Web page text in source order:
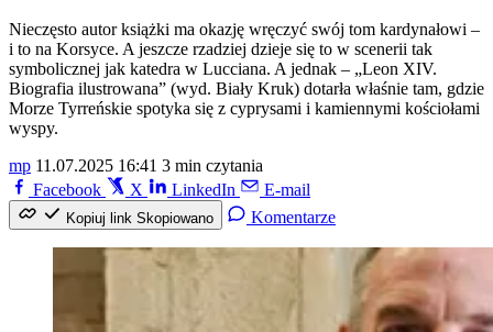
Nieczęsto autor książki ma okazję wręczyć swój tom kardynałowi –
i to na Korsyce. A jeszcze rzadziej dzieje się to w scenerii tak
symbolicznej jak katedra w Lucciana. A jednak – „Leon XIV.
Biografia ilustrowana” (wyd. Biały Kruk) dotarła właśnie tam, gdzie
Morze Tyrreńskie spotyka się z cyprysami i kamiennymi kościołami
wyspy.
mp 11.07.2025 16:41 3 min czytania
Facebook
X LinkedIn E-mail
Kopiuj link Skopiowano Komentarze